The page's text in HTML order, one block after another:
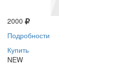
2000
Подробности
Купить
NEW